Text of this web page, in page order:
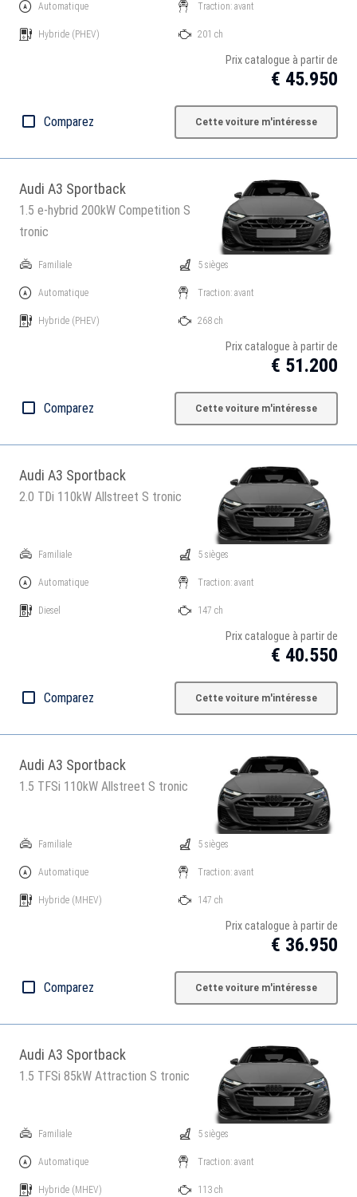
Automatique
Hybride (PHEV)
Traction: avant
201 ch
Prix catalogue à partir de
€ 45.950
Comparez Cette voiture m'intéresse
Audi A3 Sportback
1.5 e-hybrid 200kW Competition S
tronic
Familiale
Automatique
Hybride (PHEV)
5 sièges
Traction: avant
268 ch
Prix catalogue à partir de
€ 51.200
Comparez Cette voiture m'intéresse
Audi A3 Sportback
2.0 TDi 110kW Allstreet S tronic
Familiale
Automatique
Diesel
5 sièges
Traction: avant
147 ch
Prix catalogue à partir de
€ 40.550
Comparez Cette voiture m'intéresse
Audi A3 Sportback
1.5 TFSi 110kW Allstreet S tronic
Familiale
Automatique
Hybride (MHEV)
5 sièges
Traction: avant
147 ch
Prix catalogue à partir de
€ 36.950
Comparez Cette voiture m'intéresse
Audi A3 Sportback
1.5 TFSi 85kW Attraction S tronic
Familiale
Automatique
Hybride (MHEV)
5 sièges
Traction: avant
113 ch